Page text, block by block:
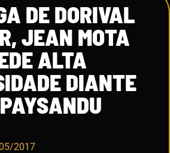
DE DORIVAL
JEAN MOTA
ALTA
DIANTE
2017